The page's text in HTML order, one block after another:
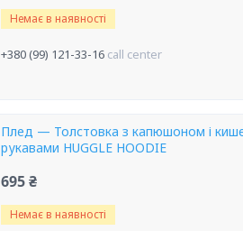
Немає в наявності
+380 (99) 121-33-16 call center
Плед — Толстовка з капюшоном і
рукавами HUGGLE HOODIE
695 ₴
Немає в наявності